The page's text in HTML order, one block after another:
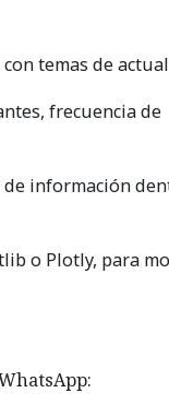
temas de
frecuencia de
información
o Plotly, para